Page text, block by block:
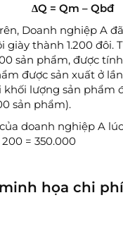
∆Q = Qm – Qbđ
Doanh nghiệp A
giày thành 1.200 đôi.
sản phẩm, được
được sản xuất ở lần
khối lượng sản phẩm
sản phẩm).
doanh nghiệp A
= 350.000
họa chi